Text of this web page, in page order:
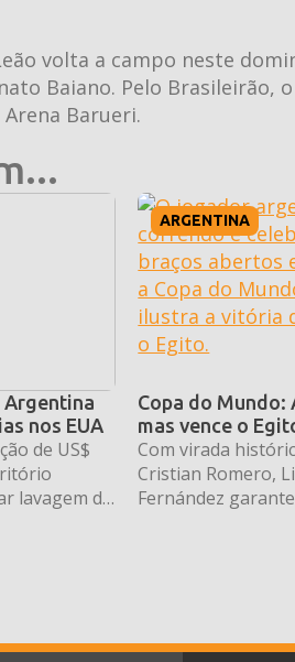
volta a campo neste
Baiano. Pelo
Arena Barueri.
Argentina
nos EUA
de US$
lavagem de
ARGENTINA
Copa do
mas vence o
Com virada
Cristian Romero,
Fernández